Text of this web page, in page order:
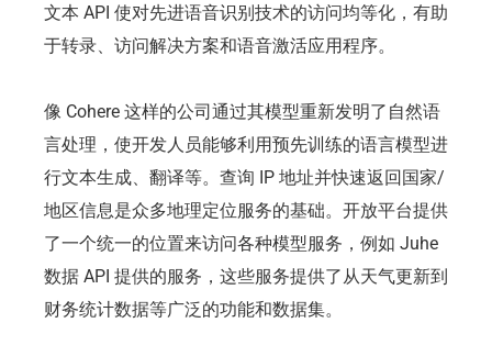
文本 API 使对先进语音识别技术的访问均等化，有助
于转录、访问解决方案和语音激活应用程序。
像 Cohere 这样的公司通过其模型重新发明了自然语
言处理，使开发人员能够利用预先训练的语言模型进
行文本生成、翻译等。查询 IP 地址并快速返回国家/
地区信息是众多地理定位服务的基础。开放平台提供
了一个统一的位置来访问各种模型服务，例如 Juhe
数据 API 提供的服务，这些服务提供了从天气更新到
财务统计数据等广泛的功能和数据集。